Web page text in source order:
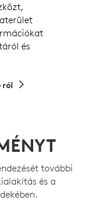
és
ról
további
és a